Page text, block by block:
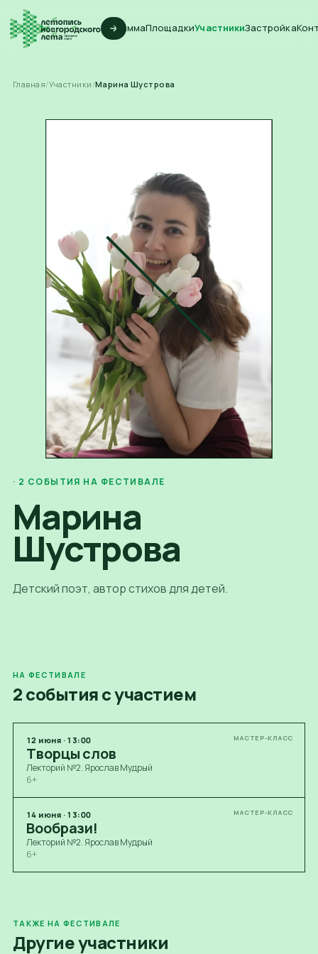
ПрограммаПлощадкиУчастникиЗастройка
Главная/Участники /Марина Шустрова
· 2 СОБЫТИЯ НА ФЕСТИВАЛЕ
Марина
Шустрова
Детский поэт, автор стихов для детей.
НА ФЕСТИВАЛЕ
2 события с участием
МАСТЕР-КЛАСС
12 июня · 13:00
Творцы слов
Лекторий №2. Ярослав Мудрый
6+
МАСТЕР-КЛАСС
14 июня · 13:00
Вообрази!
Лекторий №2. Ярослав Мудрый
6+
ТАКЖЕ НА ФЕСТИВАЛЕ
Другие участники